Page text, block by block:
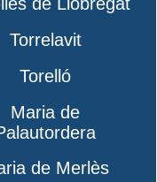
Torrelavit
Torelló
Maria de
de Merlès